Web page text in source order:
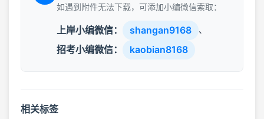
如遇到附件无法下载，可添加小编微信索取：
上岸小编微信： shangan9168 、
招考小编微信： kaobian8168
相关标签